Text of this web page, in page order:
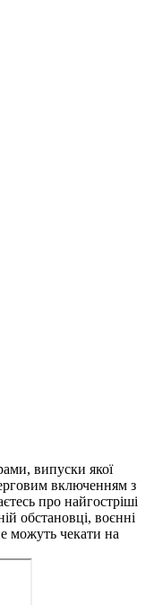
випуски якої
включенням з
про найгостріші
обстановці, воєнні
можуть чекати на